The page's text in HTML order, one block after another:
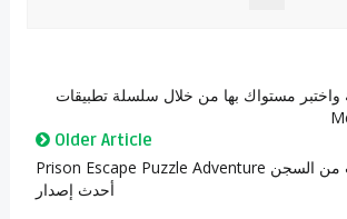
واختبر مستواك بها من خلال سلسلة تطبيقات
Older Article
تحميل لعبة الهروب من السجن Prison Escape Puzzle Adventure
أحدث إصدار